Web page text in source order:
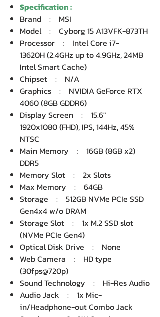
Specification :
Brand : MSI
Model : Cyborg 15 A13VFK-873TH
Processor : Intel Core i7-
13620H (2.4GHz up to 4.9GHz, 24MB
Intel Smart Cache)
Chipset : N/A
Graphics : NVIDIA GeForce RTX
4060 (8GB GDDR6)
Display Screen : 15.6"
1920x1080 (FHD), IPS, 144Hz, 45%
NTSC
Main Memory : 16GB (8GB x2)
DDR5
Memory Slot : 2x Slots
Max Memory : 64GB
Storage : 512GB NVMe PCIe SSD
Gen4x4 w/o DRAM
Storage Slot : 1x M.2 SSD slot
(NVMe PCIe Gen4)
Optical Disk Drive : None
Web Camera : HD type
(30fps@720p)
Sound Technology : Hi-Res Audio
Audio Jack : 1x Mic-
in/Headphone-out Combo Jack